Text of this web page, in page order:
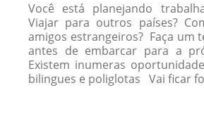
Você está planejando
Viajar para outros países?
amigos estrangeiros? Faça um
antes de embarcar para a
Existem inumeras
bilingues e poliglotas Vai ficar